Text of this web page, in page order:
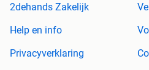
2dehands Zakelijk
Help en info
Privacyverklaring